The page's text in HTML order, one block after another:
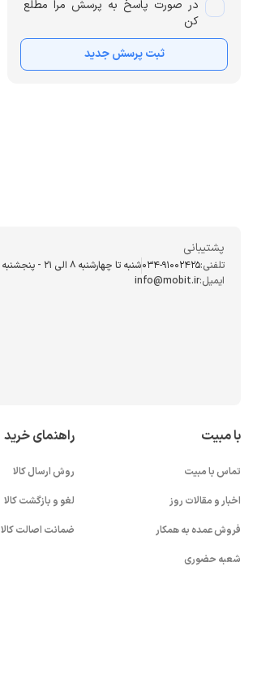
در صورت پاسخ به پرسش مرا مطلع
کن
ثبت پرسش جدید
پشتیبانی
تلفنی:034-91002425شنبه تا چهارشنبه ۸ الی ۲۱ - پنجشنبه 8 الی ۲۰:۳۰
ایمیل:info@mobit.ir
با مبیت
تماس با مبیت
اخبار و مقالات روز
فروش عمده به همکار
شعبه حضوری
راهنمای خرید
روش ارسال کالا
لغو و بازگشت کالا
ضمانت اصالت کالا